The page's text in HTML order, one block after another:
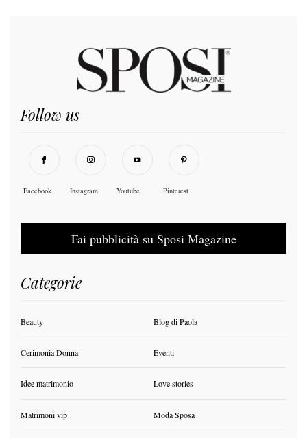
Follow us
Facebook Instagram Youtube Pinterest
Fai pubblicità su Sposi Magazine
Categorie
Beauty Blog di Paola
Cerimonia Donna Eventi
Idee matrimonio Love stories
Matrimoni vip Moda Sposa